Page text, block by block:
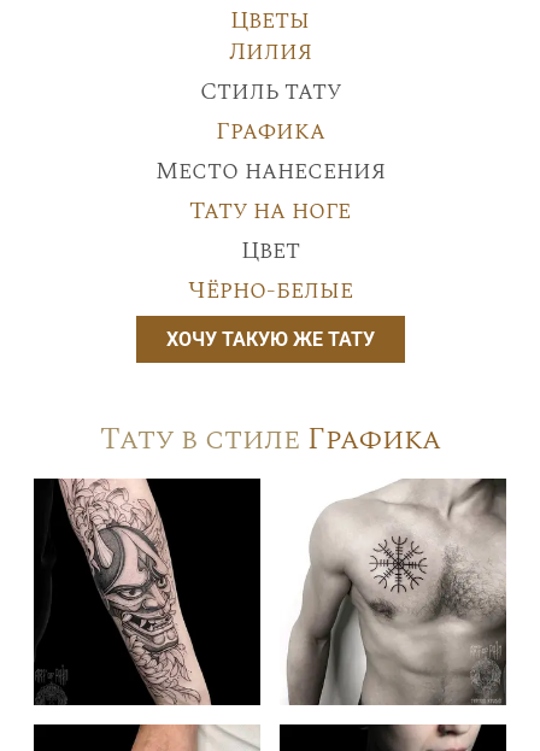
Цветы
Лилия
Стиль тату
Графика
Место нанесения
Тату на ноге
Цвет
Чёрно-белые
ХОЧУ ТАКУЮ ЖЕ ТАТУ
Тату в стиле Графика